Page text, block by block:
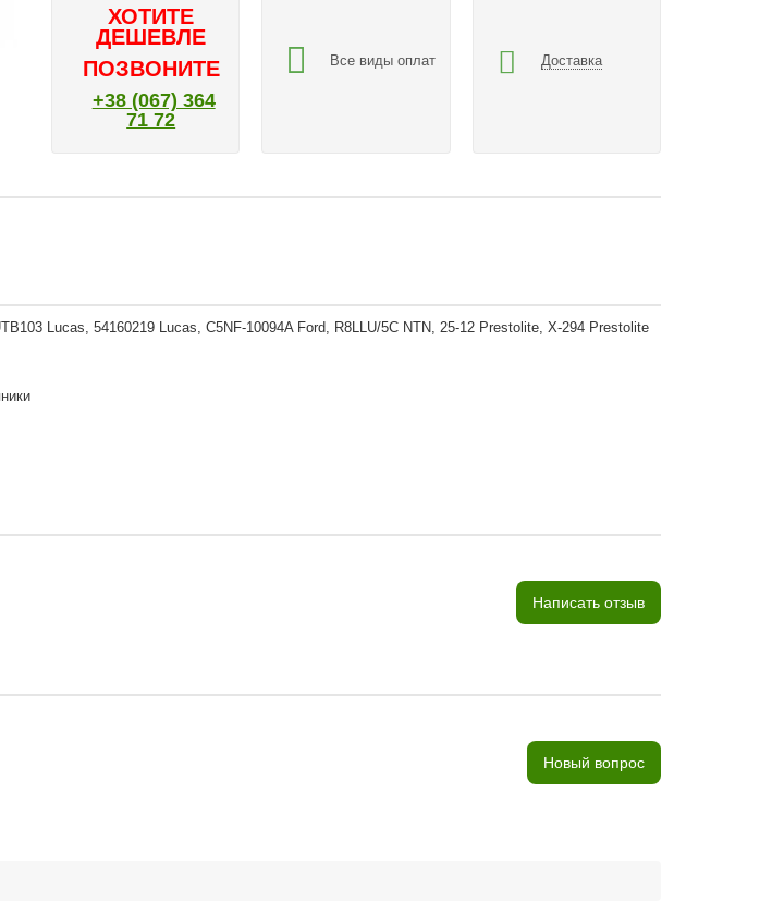
ХОТИТЕ
ДЕШЕВЛЕ
ПОЗВОНИТЕ
+38 (067) 364
71 72
Все виды оплат Доставка
Lucas, 54160219 Lucas, C5NF-10094A Ford, R8LLU/5C NTN, 25-12 Prestolite, X-294 Prestolite
Написать отзыв
Новый вопрос